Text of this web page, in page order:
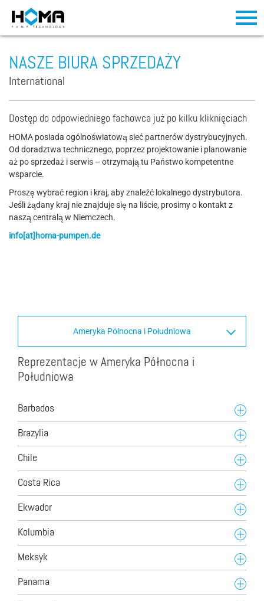
NASZE BIURA SPRZEDAŻY
International
Dostęp do odpowiedniego fachowca już po kilku kliknięciach
HOMA posiada ogólnoświatową sieć partnerów dystrybucyjnych.
Od doradztwa technicznego, poprzez projektowanie i planowanie
aż po sprzedaż i serwis – otrzymają tu Państwo kompetentne
wsparcie.
Proszę wybrać region i kraj, aby znaleźć lokalnego dystrybutora.
Jeśli żądany kraj nie znajduje się na liście, prosimy o kontakt z
naszą centralą w Niemczech.
info[at]homa-pumpen.de
Ameryka Północna i Południowa
Reprezentacje w Ameryka Północna i
Południowa
Barbados
Brazylia
Chile
Costa Rica
Ekwador
Kolumbia
Meksyk
Panama